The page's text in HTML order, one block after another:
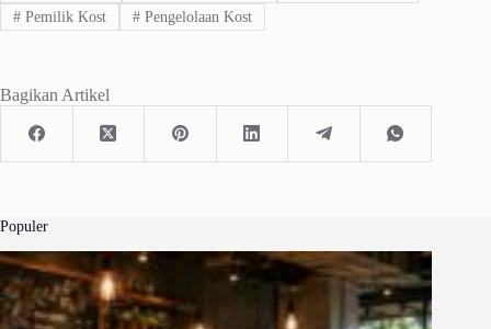
#Pemilik Kost #Pengelolaan Kost
Bagikan Artikel
Populer